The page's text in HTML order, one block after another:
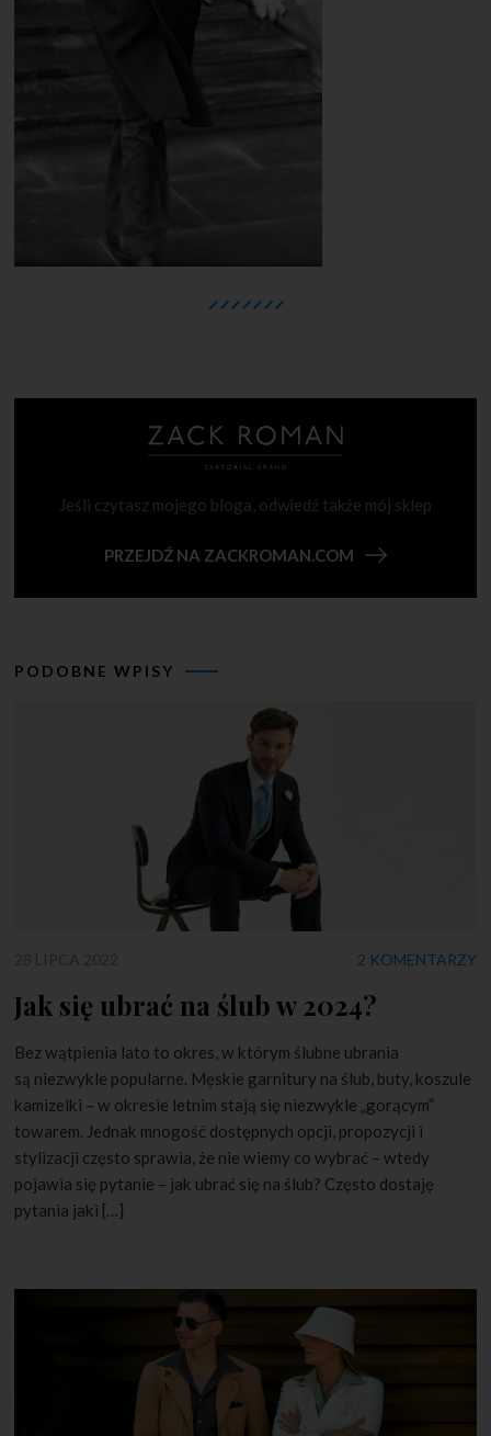
Jeśli czytasz mojego bloga, odwiedź także mój sklep
PRZEJDŹ NA ZACKROMAN.COM
PODOBNE WPISY
2 KOMENTARZY
Jak się ubrać na ślub w 2024?
Bez wątpienia lato to okres, w którym ślubne ubrania
są niezwykle popularne. Męskie garnitury na ślub, buty, koszule
kamizelki – w okresie letnim stają się niezwykle „gorącym”
towarem. Jednak mnogość dostępnych opcji, propozycji i
stylizacji często sprawia, że nie wiemy co wybrać – wtedy
pojawia się pytanie – jak ubrać się na ślub? Często dostaję
pytania jaki […]